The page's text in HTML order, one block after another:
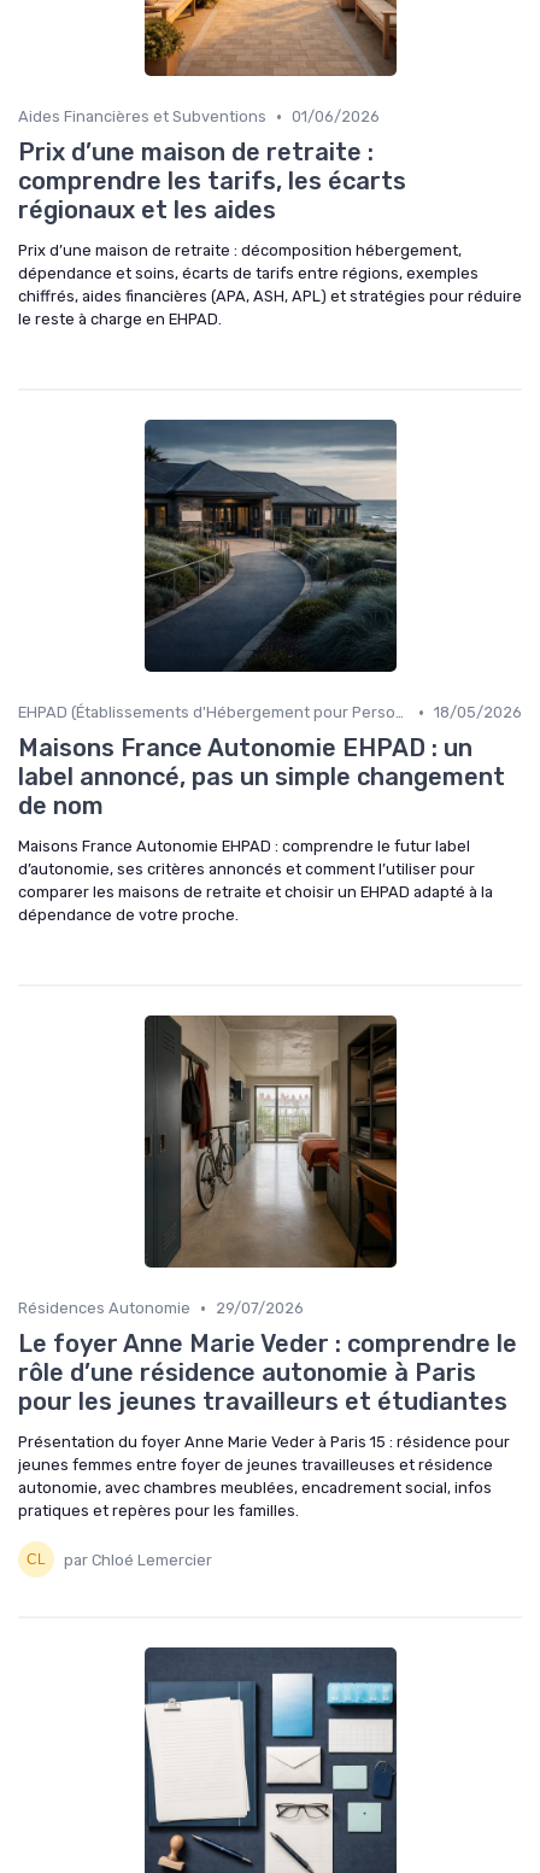
Aides Financières et Subventions • 01/06/2026
Prix d’une maison de retraite :
comprendre les tarifs, les écarts
régionaux et les aides
Prix d’une maison de retraite : décomposition hébergement,
dépendance et soins, écarts de tarifs entre régions, exemples
chiffrés, aides financières (APA, ASH, APL) et stratégies pour réduire
le reste à charge en EHPAD.
EHPAD (Établissements d'Hébergement pour Personnes Âgées Dépendantes) • 18/05/2026
Maisons France Autonomie EHPAD : un
label annoncé, pas un simple changement
de nom
Maisons France Autonomie EHPAD : comprendre le futur label
d’autonomie, ses critères annoncés et comment l’utiliser pour
comparer les maisons de retraite et choisir un EHPAD adapté à la
dépendance de votre proche.
Résidences Autonomie • 29/07/2026
Le foyer Anne Marie Veder : comprendre le
rôle d’une résidence autonomie à Paris
pour les jeunes travailleurs et étudiantes
Présentation du foyer Anne Marie Veder à Paris 15 : résidence pour
jeunes femmes entre foyer de jeunes travailleuses et résidence
autonomie, avec chambres meublées, encadrement social, infos
pratiques et repères pour les familles.
par Chloé Lemercier